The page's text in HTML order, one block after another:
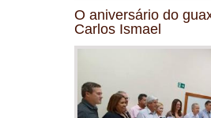
O aniversário do
Carlos Ismael